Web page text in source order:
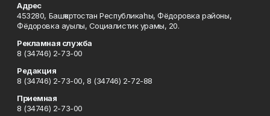
Адрес
453280, Башҡортостан Республикаһы, Фёдоровка районы,
Фёдоровка ауылы, Социалистик урамы, 20.
Рекламная служба
8 (34746) 2-73-00
Редакция
8 (34746) 2-73-00, 8 (34746) 2-72-88
Приемная
8 (34746) 2-73-00